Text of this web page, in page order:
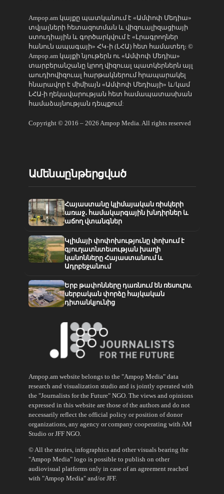
Ampop.am կայքը պատկանում է «Ամփոփ Մեդիա»
տվյալների հետազոտման և վիզուալիզացիայի
ստուդիային և գործարկվում է «Լրագրողներ
հանուն ապագայի» ՀԿ֊ի (ԼՀԱ) հետ համատեղ։ ©
Ampop.am կայքի նյութերն ու «Ամփոփ Մեդիա»
տարբերանշանը կրող վիզուալ պատկերներն այլ
աուդիովիզուալ հարթակներում հրապարակել
հնարավոր է միմիայն «Ամփոփ Մեդիայի» և/կամ
ԼՀԱ-ի ղեկավարության հետ համապատասխան
համաձայնության դեպքում:
Copyright © 2016 – 2026 Ampop Media. All rights reserved
Ամենաընթերցված
Հայաստանը կլիմայական ռիսկերի
առաջ․ համակարգային խնդիրներ և
աճող վտանգներ
Կլիմայի փոփոխությունը փոխում է
գյուղատնտեսության խաղի
կանոնները Հայաստանում և
Ադրբեջանում
Երբ թափոնները դառնում են ռեսուրս.
սերբական փորձը հայկական
դիտանկյունից
Ampop.am website belongs to the "Ampop Media" data
research and visualization studio and is jointly operated with
the "Journalists for the Future" NGO. The views and opinions
expressed in this website are those of the authors and do not
necessarily reflect the official policy or position of donor
organizations, any agency or company cooperating with AM
Studio or JFF NGO.
© All the stories, infographics and other visuals bearing the
"Ampop Media" logo is possible to publish on other
audiovisual platforms only in case of an agreement reached
with "Ampop Media" and/or JFF.